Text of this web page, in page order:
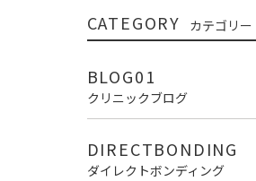
CATEGORY カテゴリー
BLOG01
クリニックブログ
DIRECTBONDING
ダイレクトボンディング